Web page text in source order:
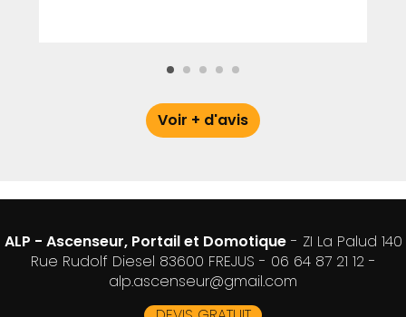
Voir + d'avis
ALP - Ascenseur, Portail et Domotique- ZI La Palud 140
Rue Rudolf Diesel 83600 FREJUS - 06 64 87 21 12-
alp.ascenseur@gmail.com